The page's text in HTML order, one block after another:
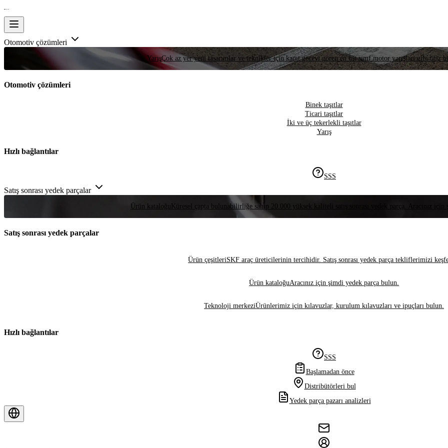
Otomotiv çözümleri
YarışÇok az yer yeni tasarımlar ve teknikler için kanıt görevi gören en üst sınıf motor yarışları gibi titiz
Otomotiv çözümleri
Binek taşıtlar
Ticari taşıtlar
İki ve üç tekerlekli taşıtlar
Yarış
Hızlı bağlantılar
SSS
Satış sonrası yedek parçalar
Ürün kataloğu Küresel çapta bulunabilirliğe sahip 20.000 yüksek kaliteli satış sonrası yedek parça. Aracınız
Satış sonrası yedek parçalar
Ürün çeşitleriSKF araç üreticilerinin tercihidir. Satış sonrası yedek parça tekliflerimizi
Ürün kataloğuAracınız için şimdi yedek parça bulun.
Teknoloji merkeziÜrünlerimiz için kılavuzlar, kurulum kılavuzları ve ipuçları bulun.
Hızlı bağlantılar
SSS
Başlamadan önce
Distribütörleri bul
Yedek parça pazarı analizleri